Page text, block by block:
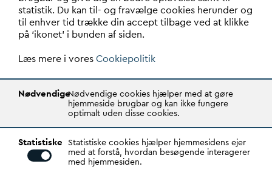
grænser forv andsektoren. Eksempelvis grænserne i
andsektorloven eller i de kommende regler for kritisk
og tilsyn
Det bliver muligt at ændrevandforsyningernes
analyseprogrammer, hvis risikovurderingen af
tilstrømningsområderne viser, at specifikke stoffer ikke
udgør en risiko forvandkvaliteten. Dette hilses
velkomment uden yderligere bemærkninger.
statistik. Du kan til- og fravælge cookies herunder og
til enhver tid trække din accept tilbage ved at klikke
på ‘ikonet’ i bunden af siden.
Læs mere i voresCookiepolitik
NødvendigeNødvendige cookies hjælper med at gøre
hjemmeside brugbar og kan ikke fungere
optimalt uden disse cookies.
Statistiske Statistiske cookies hjælper hjemmesidens ejer
med at forstå, hvordan besøgende interagerer
med hjemmesiden.